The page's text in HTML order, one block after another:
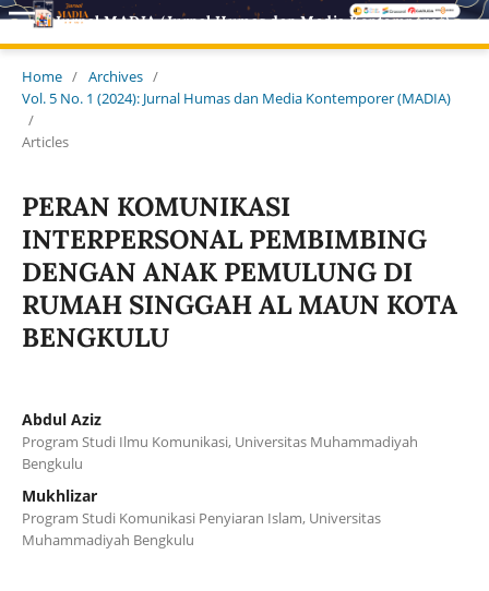
Jurnal MADIA (Jurnal Humas dan Media Kontemporer)
Home / Archives /
Vol. 5 No. 1 (2024): Jurnal Humas dan Media Kontemporer (MADIA)
/
Articles
PERAN KOMUNIKASI
INTERPERSONAL PEMBIMBING
DENGAN ANAK PEMULUNG DI
RUMAH SINGGAH AL MAUN KOTA
BENGKULU
Abdul Aziz
Program Studi Ilmu Komunikasi, Universitas Muhammadiyah
Bengkulu
Mukhlizar
Program Studi Komunikasi Penyiaran Islam, Universitas
Muhammadiyah Bengkulu